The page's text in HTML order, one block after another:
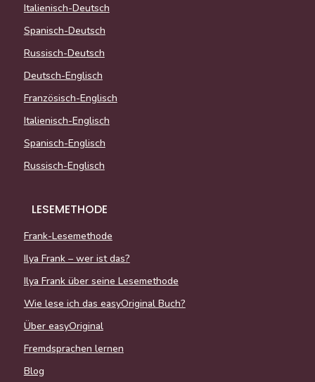
Italienisch-Deutsch
Spanisch-Deutsch
Russisch-Deutsch
Deutsch-Englisch
Französisch-Englisch
Italienisch-Englisch
Spanisch-Englisch
Russisch-Englisch
LESEMETHODE
Frank-Lesemethode
Ilya Frank – wer ist das?
Ilya Frank über seine Lesemethode
Wie lese ich das easyOriginal Buch?
Über easyOriginal
Fremdsprachen lernen
Blog